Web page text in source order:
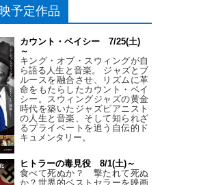
予定作品
カウント・ベイシー 7/25(土)
～
キング・オブ・スウィングが自
ら語る人生と音楽。 ジャズとブ
ルースを融合させ、リズムに革
命をもたらしたカウント・ベイ
シー。スウィングジャズの黄金
時代を築いたジャズピアニスト
の人生と音楽、そして知られざ
るプライベートを追う自伝的ド
キュメンタリー。
ヒトラーの毒見役 8/1(土)～
食べて死ぬか？ 撃たれて死ぬ
か？世界的ベストセラーを映画